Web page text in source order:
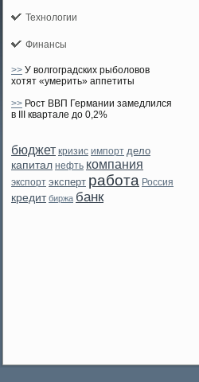
Технологии
Финансы
>> У волгоградских рыболовов
хотят «умерить» аппетиты
>> Рост ВВП Германии замедлился
в III квартале до 0,2%
бюджет кризис импорт дело
капитал нефть компания
экспорт эксперт работа Россия
кредит биржа банк